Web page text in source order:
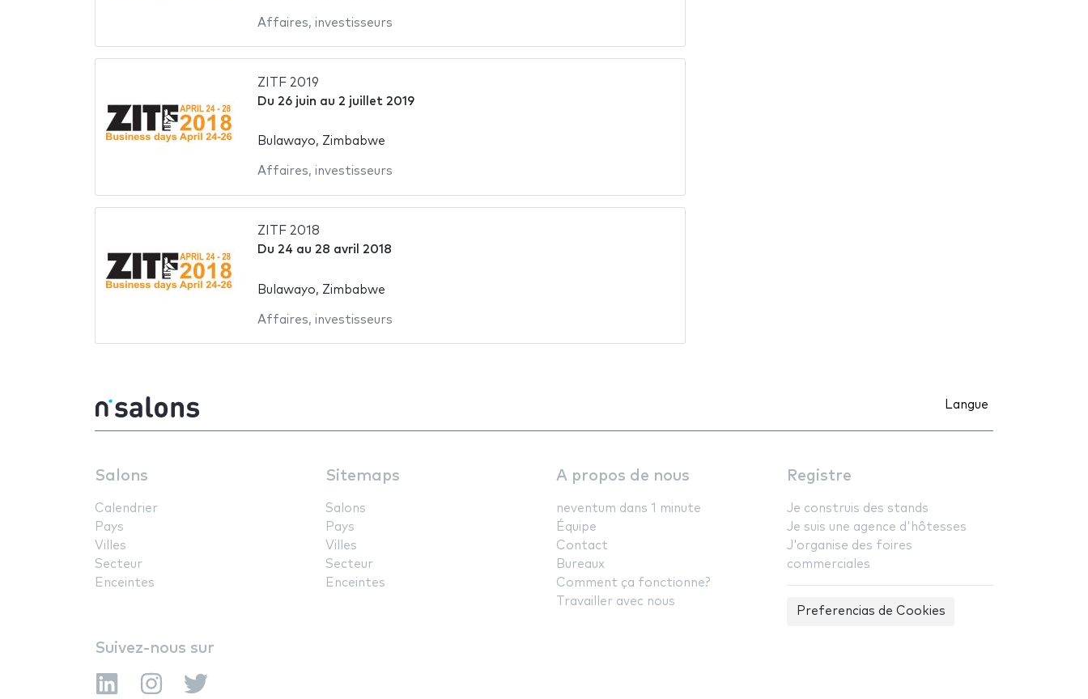
Affaires, investisseurs
ZITF 2019
Du 26 juin au 2 juillet 2019
Bulawayo, Zimbabwe
Affaires, investisseurs
ZITF 2018
Du 24 au 28 avril 2018
Bulawayo, Zimbabwe
Affaires, investisseurs
Langue
Salons
Calendrier
Pays
Villes
Secteur
Enceintes
Sitemaps
Salons
Pays
Villes
Secteur
Enceintes
A propos de nous
neventum dans 1 minute
Équipe
Contact
Bureaux
Comment ça fonctionne?
Travailler avec nous
Registre
Je construis des stands
Je suis une agence d'hôtesses
J'organise des foires
commerciales
Preferencias de Cookies
Suivez-nous sur